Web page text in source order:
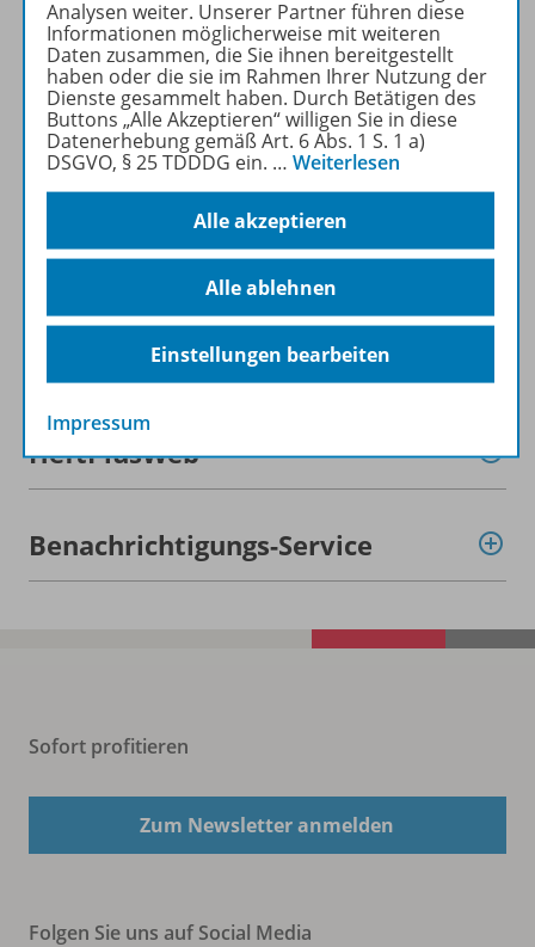
Produktinformationen
Beschreibung
Inhalte
Zugehörige Produkte
HeftPlusWeb
Benachrichtigungs-Service
Sofort profitieren
Zum Newsletter anmelden
Folgen Sie uns auf Social Media
Analysen weiter. Unserer Partner führen diese
Informationen möglicherweise mit weiteren
Daten zusammen, die Sie ihnen bereitgestellt
haben oder die sie im Rahmen Ihrer Nutzung der
Dienste gesammelt haben. Durch Betätigen des
Buttons „Alle Akzeptieren“ willigen Sie in diese
Datenerhebung gemäß Art. 6 Abs. 1 S. 1 a)
DSGVO, § 25 TDDDG ein. … Weiterlesen
Alle akzeptieren
Alle ablehnen
Einstellungen bearbeiten
Impressum